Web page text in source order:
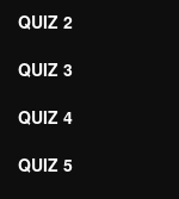
QUIZ 2
QUIZ 3
QUIZ 4
QUIZ 5